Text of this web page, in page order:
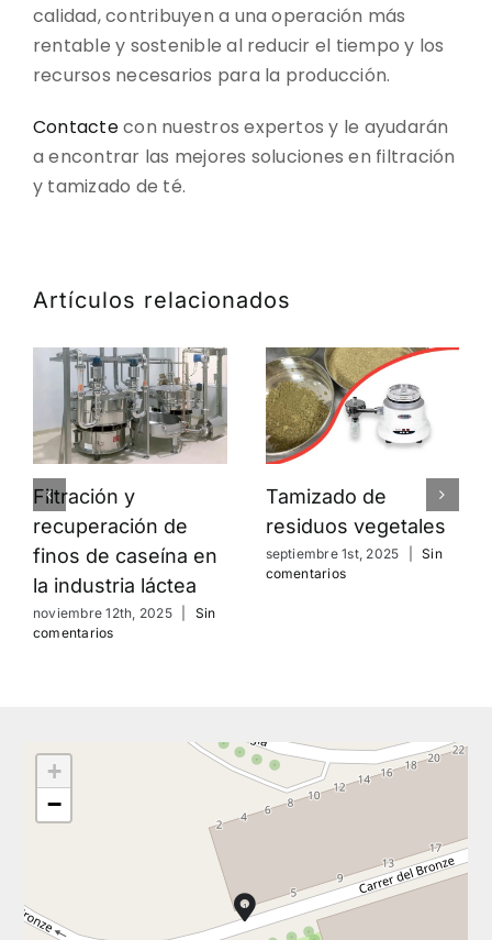
calidad, contribuyen a una operación más
rentable y sostenible al reducir el tiempo y los
recursos necesarios para la producción.
Contactecon nuestros expertos y le ayudarán
a encontrar las mejores soluciones en filtración
y tamizado de té.
Artículos relacionados
Filtración y
recuperación de
finos de caseína en
la industria láctea
noviembre 12th, 2025
Sin
comentarios
Tamizado de
residuos vegetales
septiembre 1st, 2025
Sin
comentarios
+
−